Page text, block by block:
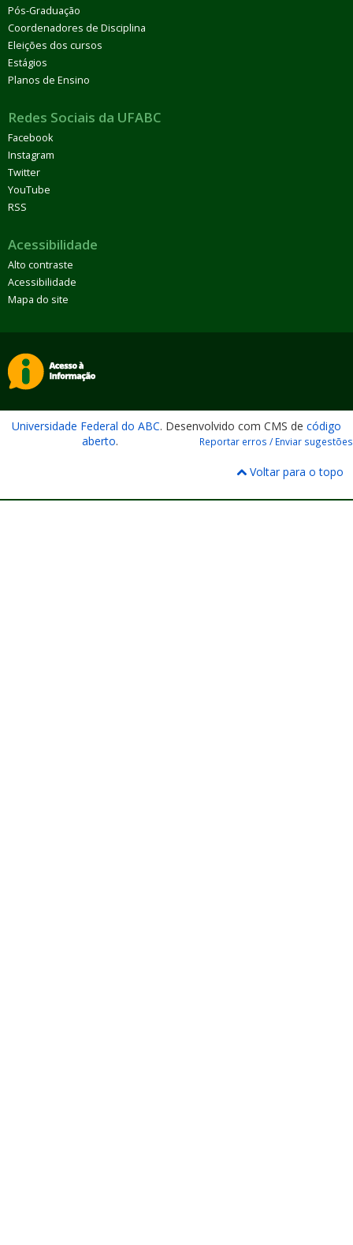
Pós-Graduação
Coordenadores de Disciplina
Eleições dos cursos
Estágios
Planos de Ensino
Redes Sociais da UFABC
Facebook
Instagram
Twitter
YouTube
RSS
Acessibilidade
Alto contraste
Acessibilidade
Mapa do site
Universidade Federal do ABC. Desenvolvido com CMS de código
aberto. Reportar erros / Enviar sugestões
Voltar para o topo